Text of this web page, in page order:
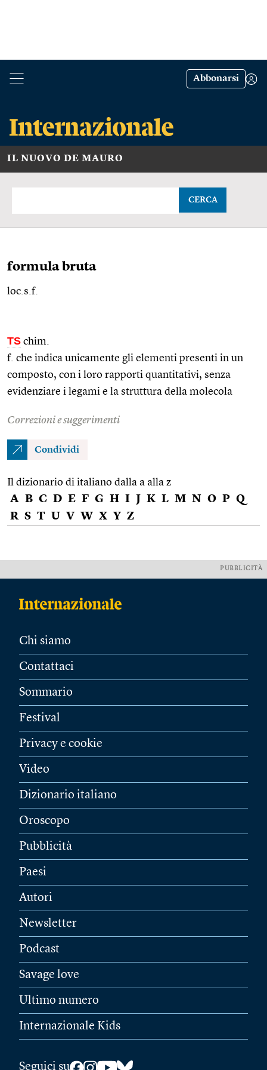
Abbonarsi
IL NUOVO DE MAURO
CERCA
formula bruta
loc.s.f.
TS chim.
f. che indica unicamente gli elementi presenti in un
composto, con i loro rapporti quantitativi, senza
evidenziare i legami e la struttura della molecola
Correzioni e suggerimenti
Condividi
Il dizionario di italiano dalla a alla z
A B C D E F G H I J K L M N O P Q
R S T U V W X Y Z
PUBBLICITÀ
Chi siamo
Contattaci
Sommario
Festival
Privacy e cookie
Video
Dizionario italiano
Oroscopo
Pubblicità
Paesi
Autori
Newsletter
Podcast
Savage love
Ultimo numero
Internazionale Kids
Seguici su